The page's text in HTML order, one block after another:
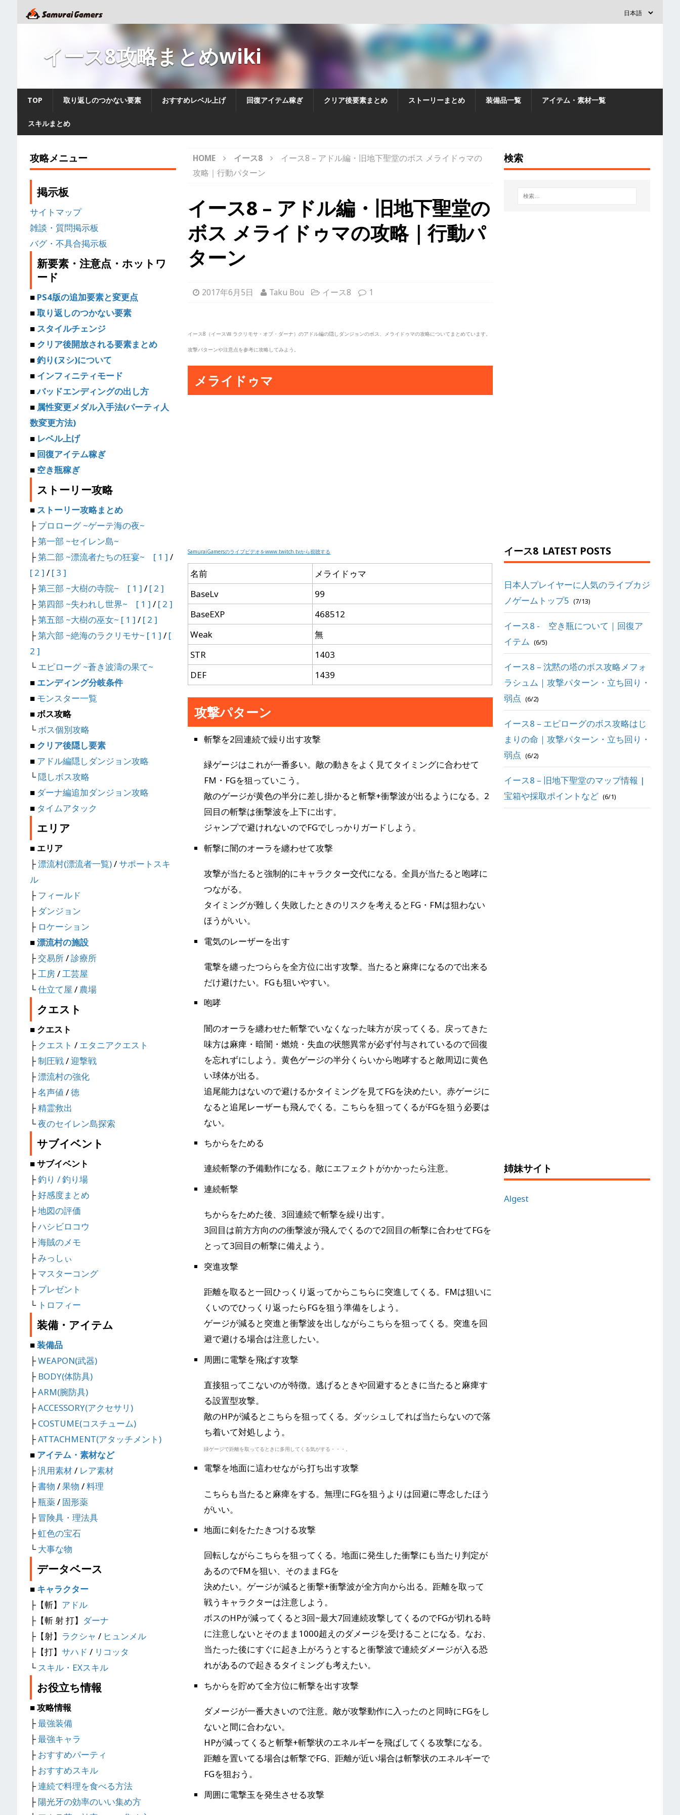
イース8攻略まとめwiki
TOP 取り返しのつかない要素 おすすめレベル上げ 回復アイテム稼ぎ クリア後要素まとめ ストーリーまとめ 装備品一覧 アイテム・素材一覧
スキルまとめ
HOME イース8
イース8 – アドル編・旧地下聖堂のボス メライドゥマの
攻略｜行動パターン
イース8 – アドル編・旧地下聖堂の
ボス メライドゥマの攻略｜行動パ
ターン
2017年6月5日 Taku Bou イース8 1
イース8（イースⅧ ラクリモサ・オブ・ダーナ）のアドル編の隠しダンジョンのボス、メライドゥマの攻略についてまとめています。
攻撃パターンや注意点を参考に攻略してみよう。
メライドゥマ
SamuraiGamersのライブビデオをwww.twitch.tvから視聴する
名前
メライドゥマ
BaseLv
99
BaseEXP
468512
Weak
無
STR
1403
DEF
1439
攻撃パターン
斬撃を2回連続で繰り出す攻撃
緑ゲージはこれが一番多い。敵の動きをよく見てタイミングに合わせて
FM・FGを狙っていこう。
敵のゲージが黄色の半分に差し掛かると斬撃+衝撃波が出るようになる。2
回目の斬撃は衝撃波を上下に出す。
ジャンプで避けれないのでFGでしっかりガードしよう。
斬撃に闇のオーラを纏わせて攻撃
攻撃が当たると強制的にキャラクター交代になる。全員が当たると咆哮に
つながる。
タイミングが難しく失敗したときのリスクを考えるとFG・FMは狙わない
ほうがいい。
電気のレーザーを出す
電撃を纏ったつららを全方位に出す攻撃。当たると麻痺になるので出来る
だけ避けたい。FGも狙いやすい。
咆哮
闇のオーラを纏わせた斬撃でいなくなった味方が戻ってくる。戻ってきた
味方は麻痺・暗闇・燃焼・失血の状態異常が必ず付与されているので回復
を忘れずにしよう。黄色ゲージの半分くらいから咆哮すると敵周辺に黄色
い球体が出る。
追尾能力はないので避けるかタイミングを見てFGを決めたい。赤ゲージに
なると追尾レーザーも飛んでくる。こちらを狙ってくるがFGを狙う必要は
ない。
ちからをためる
連続斬撃の予備動作になる。敵にエフェクトがかかったら注意。
連続斬撃
ちからをためた後、3回連続で斬撃を繰り出す。
3回目は前方方向のの衝撃波が飛んでくるので2回目の斬撃に合わせてFGを
とって3回目の斬撃に備えよう。
突進攻撃
距離を取ると一回ひっくり返ってからこちらに突進してくる。FMは狙いに
くいのでひっくり返ったらFGを狙う準備をしよう。
ゲージが減ると突進と衝撃波を出しながらこちらを狙ってくる。突進を回
避で避ける場合は注意したい。
周囲に電撃を飛ばす攻撃
直接狙ってこないのが特徴。逃げるときや回避するときに当たると麻痺す
る設置型攻撃。
敵のHPが減るとこちらを狙ってくる。ダッシュしてれば当たらないので落
ち着いて対処しよう。
緑ゲージで距離を取ってるときに多用してくる気がする・・・。
電撃を地面に這わせながら打ち出す攻撃
こちらも当たると麻痺をする。無理にFGを狙うよりは回避に専念したほう
がいい。
地面に剣をたたきつける攻撃
回転しながらこちらを狙ってくる。地面に発生した衝撃にも当たり判定が
あるのでFMを狙い、そのままFGを
決めたい。ゲージが減ると衝撃+衝撃波が全方向から出る。距離を取って
戦うキャラクターは注意しよう。
ボスのHPが減ってくると3回~最大7回連続攻撃してくるのでFGが切れる時
に注意しないとそのまま1000超えのダメージを受けることになる。なお、
当たった後にすぐに起き上がろうとすると衝撃波で連続ダメージが入る恐
れがあるので起きるタイミングも考えたい。
ちからを貯めて全方位に斬撃を出す攻撃
ダメージが一番大きいので注意。敵が攻撃動作に入ったのと同時にFGをし
ないと間に合わない。
HPが減ってくると斬撃+斬撃状のエネルギーを飛ばしてくる攻撃になる。
距離を置いてる場合は斬撃でFG、距離が近い場合は斬撃状のエネルギーで
FGを狙おう。
周囲に電撃玉を発生させる攻撃
攻略メニュー
掲示板
サイトマップ
雑談・質問掲示板
バグ・不具合掲示板
新要素・注意点・ホットワ
ード
■ PS4版の追加要素と変更点
■取り返しのつかない要素
■ スタイルチェンジ
■ クリア後開放される要素まとめ
■釣り(ヌシ)について
■ インフィニティモード
■バッドエンディングの出し方
■ 属性変更メダル入手法(パーティ人
数変更方法)
■ レベル上げ
■ 回復アイテム稼ぎ
■ 空き瓶稼ぎ
ストーリー攻略
■ ストーリー攻略まとめ
├プロローグ ~ゲーテ海の夜~
├第一部 ~セイレン島~
├第二部 ~漂流者たちの狂宴~ [ 1 ] /
[ 2 ] / [ 3 ]
├第三部 ~大樹の寺院~ [ 1 ] / [ 2 ]
├第四部 ~失われし世界~ [ 1 ] / [ 2 ]
├第五部 ~大樹の巫女~ [ 1 ] / [ 2 ]
├第六部 ~絶海のラクリモサ~ [ 1 ] / [
2 ]
└エピローグ ~蒼き波濤の果て~
■ エンディング分岐条件
■ モンスター一覧
■ ボス攻略
└ボス個別攻略
■ クリア後隠し要素
■ アドル編隠しダンジョン攻略
└隠しボス攻略
■ ダーナ編追加ダンジョン攻略
■ タイムアタック
エリア
■ エリア
├漂流村(漂流者一覧)/サポートスキ
ル
├フィールド
├ ダンジョン
├ ロケーション
■漂流村の施設
├交易所/診療所
├工房/工芸屋
└仕立て屋 / 農場
クエスト
■ クエスト
├ クエスト / エタニアクエスト
├制圧戦/迎撃戦
├漂流村の強化
├名声値 /徳
├精霊救出
└夜のセイレン島探索
サブイベント
■ サブイベント
├釣り / 釣り場
├好感度まとめ
├地図の評価
├ハシビロコウ
├海賊のメモ
├みっしぃ
├マスターコング
├プレゼント
└ トロフィー
装備・アイテム
■装備品
├WEAPON(武器)
├ BODY(体防具)
├ARM(腕防具)
├ACCESSORY(アクセサリ)
├COSTUME(コスチューム)
├ATTACHMENT(アタッチメント)
■ アイテム・素材など
├汎用素材/ レア素材
├書物 /果物 /料理
├瓶薬/ 固形薬
├ 冒険具・理法具
├虹色の宝石
└大事な物
データベース
■ キャラクター
├【斬】 アドル
├【斬 射 打】 ダーナ
├【射】 ラクシャ / ヒュンメル
├【打】 サハド / リコッタ
└スキル・EXスキル
お役立ち情報
■ 攻略情報
├最強装備
├最強キャラ
├おすすめパーティ
├おすすめスキル
├連続で料理を食べる方法
├陽光牙の効率のいい集め方
検索
イース8 LATEST POSTS
日本人プレイヤーに人気のライブカジ
ノゲームトップ5 (7/13)
イース8 - 空き瓶について｜回復ア
イテム (6/5)
イース8 – 沈黙の塔のボス攻略メフォ
ラシュム｜攻撃パターン・立ち回り・
弱点 (6/2)
イース8 – エピローグのボス攻略はじ
まりの命｜攻撃パターン・立ち回り・
弱点 (6/2)
イース8 – 旧地下聖堂のマップ情報 |
宝箱や採取ポイントなど (6/1)
姉妹サイト
Algest